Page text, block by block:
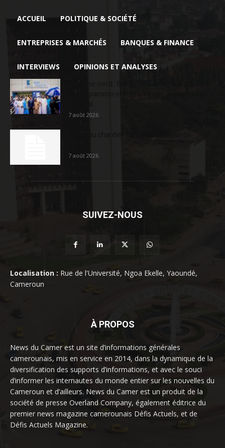
ACCUEIL POLITIQUE & SOCIÉTÉ
ENTREPRISES & MARCHÉS BANQUES & FINANCE
INTERVIEWS OPINIONS ET ANALYSES
7 août 2026
7 août 2026
SUIVEZ-NOUS
Localisation : Rue de l'Université, Ngoa Ekelle, Yaoundé,
Cameroun
À PROPOS
News du Camer est un site d’informations générales
camerounais, mis en service en 2014, dans la dynamique de la
diversification des supports d’informations, et avec le souci
d’informer les internautes du monde entier sur les nouvelles du
Cameroun et d’ailleurs. News du Camer est un produit de la
société de presse Overland Company, également éditrice du
premier news magazine camerounais Défis Actuels, et de
Défis Actuels Magazine.